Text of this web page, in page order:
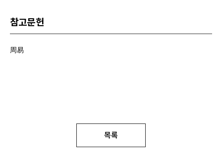
참고문헌
周易
목록